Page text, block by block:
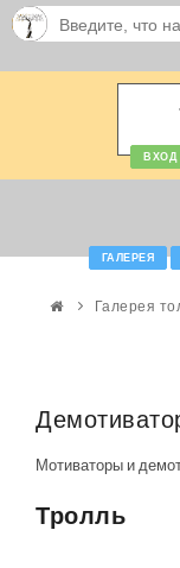
ВХОД
ГАЛЕРЕЯ
Галерея
Мотиваторы и
Тролль